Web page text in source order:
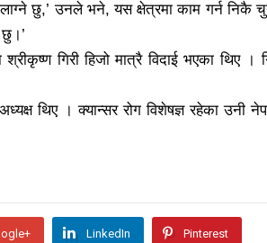
छु,’ उनले भने, यस क्षेत्रमा काम गर्न निकै
गिरी हिजो मात्रै विदाई भएका थिए ।
थिए । क्यान्सर रोग विशेषज्ञ रहेका उनी
LinkedIn Pinterest